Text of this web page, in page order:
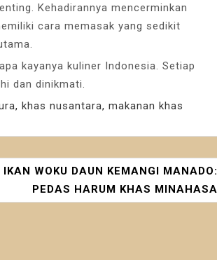
Kehadirannya mencerminkan
cara memasak yang sedikit
kayanya kuliner Indonesia. Setiap
dan dinikmati.
, khas nusantara, makanan khas
IKAN WOKU DAUN KEMANGI MANADO:
PEDAS HARUM KHAS MINAHASA